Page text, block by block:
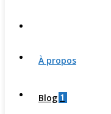
À propos
Blog 1